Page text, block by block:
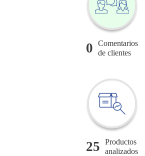
0
Comentarios
de clientes
25
Productos
analizados